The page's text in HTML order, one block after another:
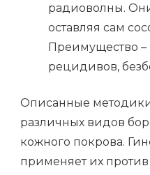
радиоволны.
оставляя сам
Преимущество
рецидивов,
Описанные
различных видов
кожного покрова.
применяет их